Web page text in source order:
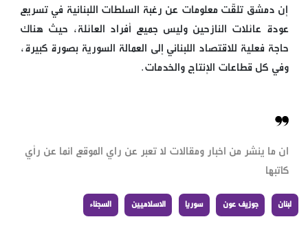
إن دمشق تلقّت معلومات عن رغبة السلطات اللبنانية في تسريع
عودة عائلات النازحين وليس جميع أفراد العائلة، حيث هناك
حاجة فعلية للاقتصاد اللبناني إلى العمالة السورية بصورة كبيرة،
وفي كل قطاعات الإنتاج والخدمات.
ان ما ينشر من اخبار ومقالات لا تعبر عن راي الموقع انما عن رأي
كاتبها
لبنان جوزيف عون سوريا الاسلاميين السجناء